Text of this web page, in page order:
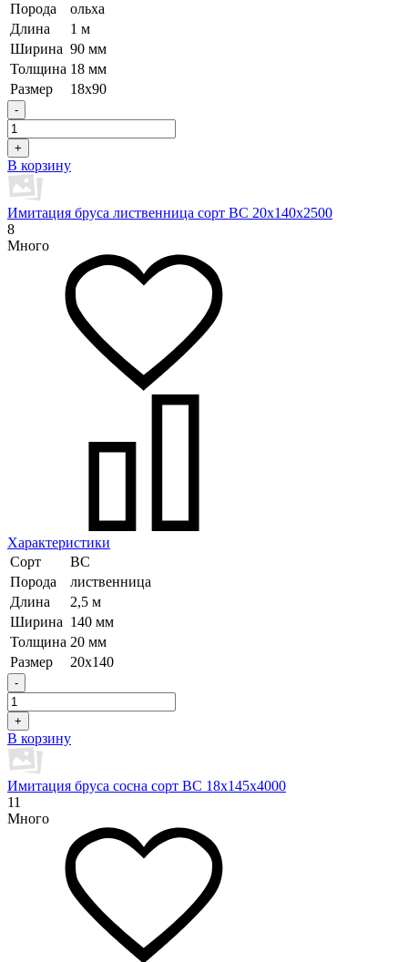
Порода
ольха
Длина
1 м
Ширина 90 мм
Толщина 18 мм
Размер
18х90
-
+
В корзину
Имитация бруса лиственница сорт BC 20х140х2500
8
Много
Характеристики
Сорт
ВС
Порода
лиственница
Длина
2,5 м
Ширина 140 мм
Толщина 20 мм
Размер
20х140
-
+
В корзину
Имитация бруса сосна сорт BC 18х145х4000
11
Много